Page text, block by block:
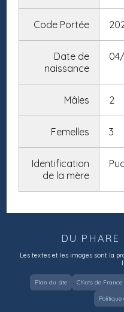
Code Portée
Date de
naissance
Mâles 2
Femelles 3
Identification
de la mère
DU PHARE
Les textes et les images sont la
Plan du site Chiots de France
Politique